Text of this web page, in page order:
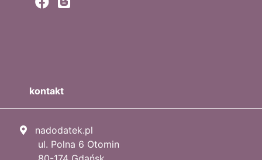
kontakt
nadodatek.pl
ul. Polna 6 Otomin